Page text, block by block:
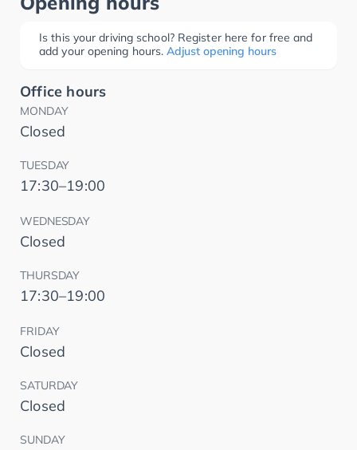
Is this your driving school? Register here for free and
add your opening hours. Adjust opening hours
Office hours
MONDAY
Closed
TUESDAY
17:30–19:00
WEDNESDAY
Closed
THURSDAY
17:30–19:00
FRIDAY
Closed
SATURDAY
Closed
SUNDAY